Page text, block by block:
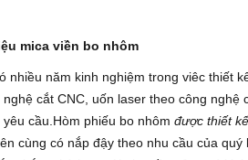
mica viền bo nhôm
năm kinh nghiệm trong viêc thiết
cắt CNC, uốn laser theo công nghệ
cầu.Hòm phiếu bo nhôm được thiết
cùng có nắp đậy theo nhu cầu của quý